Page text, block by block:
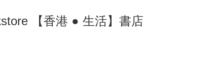
【香港 ● 生活】書店